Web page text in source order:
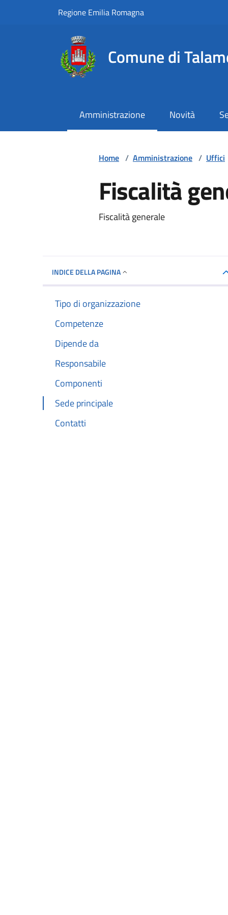
Vai ai contenutiRegione Emilia Romagna
Comune di
Amministrazione Novità
Home / Amministrazione / Uffici
Fiscalità
Fiscalità generale
INDICE DELLA PAGINA
Tipo di organizzazione
Competenze
Dipende da
Responsabile
Componenti
Sede principale
Contatti